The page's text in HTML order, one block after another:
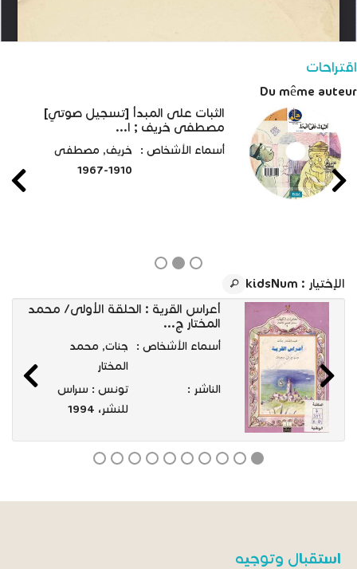
اقتراحات
Du même auteur
الثبات على المبدأ [تسجيل صوتي]
مصطفى خريف ; ا...
أسماء الأشخاص :
خريف, مصطفى
1910-1967
الإختيار : kidsNum
أعراس القرية : الحلقة الأولى/ محمد
المختار ج...
أسماء الأشخاص :
جنات, محمد
المختار
الناشر :
تونس : سراس
للنشر، 1994
استقبال وتوجيه